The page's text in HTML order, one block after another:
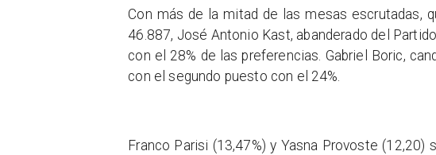
Con más de la mitad de las mesas escrutadas,
46.887, José Antonio Kast, abanderado del
con el 28% de las preferencias. Gabriel Boric,
con el segundo puesto con el 24%.
Franco Parisi (13,47%) y Yasna Provoste